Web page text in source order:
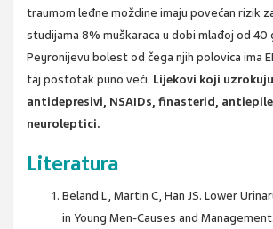
traumom leđne moždine imaju povećan rizik
studijama 8% muškaraca u dobi mlađoj od 40
Peyronijevu bolest od čega njih polovica ima
taj postotak puno veći. Lijekovi koji uzrokuju
antidepresivi, NSAIDs, finasterid,
neuroleptici.
Literatura
Beland L, Martin C, Han JS. Lower
in Young Men-Causes and